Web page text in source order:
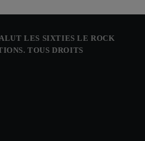
LES SIXTIES LE ROCK
TOUS DROITS